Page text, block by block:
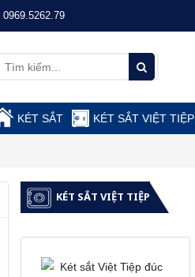
0969.5262.79
KÉT SẮT KÉT SẮT VIỆT TIỆP
KÉT SẮT VIỆT TIỆP